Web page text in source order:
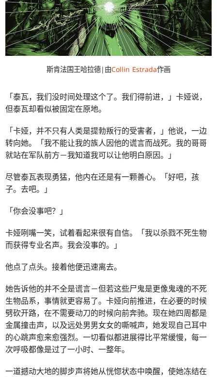
斯肯法国王哈拉德|由Collin Estrada作画
「泰瓦，我们没时间处理这个了。我们得前进，」卡娅说，
但泰瓦却看似被固定在原地。
「卡娅，并不只有人类是提勃叛行的受害者，」他说，一边
转向她。「我不能让我的族人因他的谎言而战死。我的哥哥
就站在军队前方－我知道我可以让他明白原因。」
尽管泰瓦表现勇猛，他内在还是有一颗善心。「好吧，孩
子。去吧。」
「你会没事吧？」
卡娅咧嘴一笑，试着看起来很有自信。「我以杀戮不死生物
而获得专业名声。我会没事的。」
他点了点头。接着他便迅速离去。
她告诉他的并不全是谎言－但若这些尸鬼是更像鬼魂的不死
生物品系，事情就更容易了。卡娅向前推进，在必要的时候
劈砍开路，在不需要动刀的时候向前奔驰。现在她四周都是
金属撞击声，以及远处男男女女的嘶喊声，她发现自己耳中
的心跳声愈来愈强烈。一切看似都进展得比平常缓慢，每一
次呼吸都像是过了一小时、一整年。
一道撼动大地的脚步声将她从恍惚状态中唤醒，使她冻结在